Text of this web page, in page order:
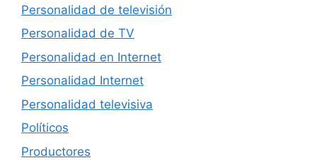
Personalidad de televisión
Personalidad de TV
Personalidad en Internet
Personalidad Internet
Personalidad televisiva
Políticos
Productores